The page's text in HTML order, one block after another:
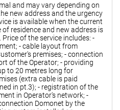
and may vary depending on
new address and the urgency
is available when the current
residence and new address is
of the service includes: -
- cable layout from
premises; - connection
of the Operator; - providing
to 20 metres long for
(extra cable is paid
in pt.3); - registration of the
in Operator's network; -
Domonet by the